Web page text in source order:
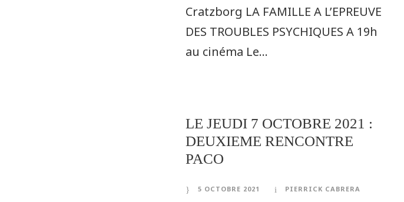
Cratzborg LA FAMILLE A L’EPREUVE
DES TROUBLES PSYCHIQUES A 19h
au cinéma Le...
LE JEUDI 7 OCTOBRE 2021 :
DEUXIEME RENCONTRE
PACO
5 OCTOBRE 2021 PIERRICK CABRERA